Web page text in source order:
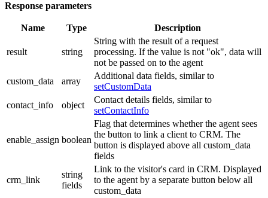
Response parameters
Name Type Description
result string
String with the result of a request
processing. If the value is not "ok", data will
not be passed on to the agent
custom_data
array
Additional data fields, similar to
setCustomData
contact_info
object
Contact details fields, similar to
setContactInfo
enable_assign boolean
Flag that determines whether the agent sees
the button to link a client to CRM. The
button is displayed above all custom_data
fields
crm_link
string
fields
Link to the visitor's card in CRM. Displayed
to the agent by a separate button below all
custom_data